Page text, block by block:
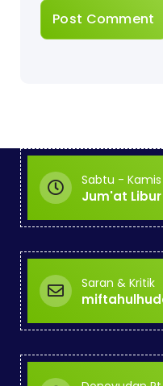
Sabtu -
Jum'at Libur
Saran & Kritik